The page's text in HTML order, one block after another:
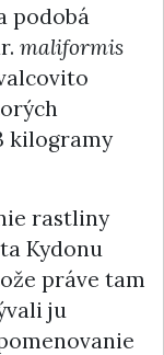
podobá
maliformis
kilogramy
rastliny
Kydonu
práve tam
ju